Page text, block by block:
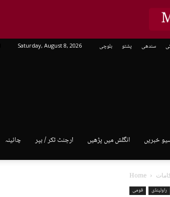
Saturday, August 8, 2026 بلوچی پشتو سندھی
چائینہ ارجنٹ ٹکر / بپر انگلش میں پڑھیں خبریں
Home
قومی
راولپنڈی